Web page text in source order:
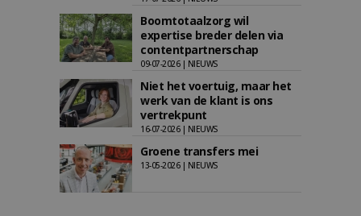
Boomtotaalzorg wil
expertise breder delen via
contentpartnerschap
09-07-2026 | NIEUWS
Niet het voertuig, maar het
werk van de klant is ons
vertrekpunt
16-07-2026 | NIEUWS
Groene transfers mei
13-05-2026 | NIEUWS